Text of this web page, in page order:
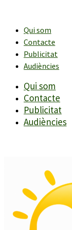
contingutQui som
Contacte
Publicitat
Audiències
Qui som
Contacte
Publicitat
Audiències